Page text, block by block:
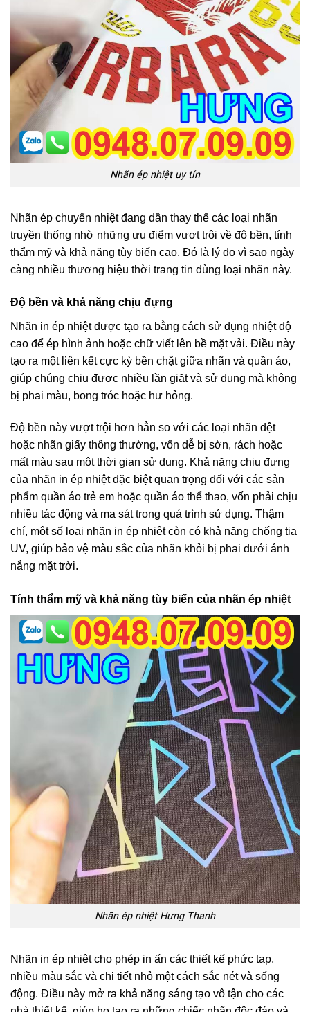
Nhãn ép nhiệt uy tín
Nhãn ép chuyển nhiệt đang dần thay thế các loại nhãn
truyền thống nhờ những ưu điểm vượt trội về độ bền, tính
thẩm mỹ và khả năng tùy biến cao. Đó là lý do vì sao ngày
càng nhiều thương hiệu thời trang tin dùng loại nhãn này.
Độ bền và khả năng chịu đựng
Nhãn in ép nhiệt được tạo ra bằng cách sử dụng nhiệt độ
cao để ép hình ảnh hoặc chữ viết lên bề mặt vải. Điều này
tạo ra một liên kết cực kỳ bền chặt giữa nhãn và quần áo,
giúp chúng chịu được nhiều lần giặt và sử dụng mà không
bị phai màu, bong tróc hoặc hư hỏng.
Độ bền này vượt trội hơn hẳn so với các loại nhãn dệt
hoặc nhãn giấy thông thường, vốn dễ bị sờn, rách hoặc
mất màu sau một thời gian sử dụng. Khả năng chịu đựng
của nhãn in ép nhiệt đặc biệt quan trọng đối với các sản
phẩm quần áo trẻ em hoặc quần áo thể thao, vốn phải chịu
nhiều tác động và ma sát trong quá trình sử dụng. Thậm
chí, một số loại nhãn in ép nhiệt còn có khả năng chống tia
UV, giúp bảo vệ màu sắc của nhãn khỏi bị phai dưới ánh
nắng mặt trời.
Tính thẩm mỹ và khả năng tùy biến của nhãn ép nhiệt
Nhãn ép nhiệt Hưng Thanh
Nhãn in ép nhiệt cho phép in ấn các thiết kế phức tạp,
nhiều màu sắc và chi tiết nhỏ một cách sắc nét và sống
động. Điều này mở ra khả năng sáng tạo vô tận cho các